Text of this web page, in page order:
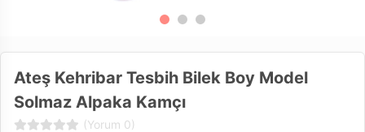
Ateş Kehribar Tesbih Bilek Boy Model
Solmaz Alpaka Kamçı
(Yorum 0)